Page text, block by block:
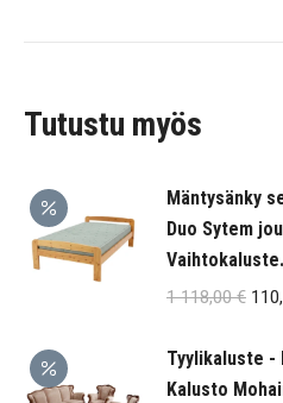
Tutustu myös
Mäntysänky
Duo Sytem
Vaihtokaluste.
1 118,00€
oli:
1
Tyylikaluste -
Kalusto